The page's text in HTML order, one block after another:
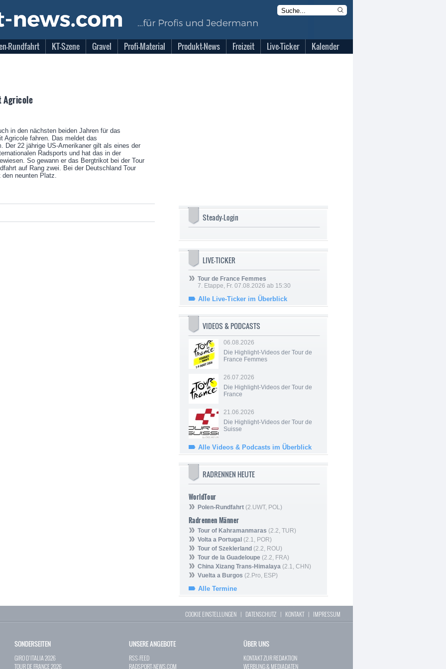
Rundfahrt KT-Szene Gravel Profi-Material Produkt-News Freizeit Live-Ticker Kalender
Agricole
in den nächsten beiden Jahren für das
Agricole fahren. Das meldet das
Der 22 jährige US-Amerikaner gilt als eines der
Radsports und hat das in der
So gewann er das Bergtrikot bei der Tour
auf Rang zwei. Bei der Deutschland Tour
neunten Platz.
Steady-Login
LIVE-TICKER
Tour de France Femmes
7. Etappe, Fr. 07.08.2026 ab 15:30
Alle Live-Ticker im Überblick
VIDEOS & PODCASTS
06.08.2026
Die Highlight-Videos der Tour de
France Femmes
26.07.2026
Die Highlight-Videos der Tour de
France
21.06.2026
Die Highlight-Videos der Tour de
Suisse
Alle Videos & Podcasts im Überblick
RADRENNEN HEUTE
WorldTour
Polen-Rundfahrt (2.UWT, POL)
Radrennen Männer
Tour of Kahramanmaras (2.2, TUR)
Volta a Portugal (2.1, POR)
Tour of Szeklerland (2.2, ROU)
Tour de la Guadeloupe (2.2, FRA)
China Xizang Trans-Himalaya (2.1, CHN)
Vuelta a Burgos (2.Pro, ESP)
Alle Termine
COOKIE EINSTELLUNGEN | DATENSCHUTZ | KONTAKT| IMPRESSUM
SONDERSEITEN
GIRO D`ITALIA 2026
TOUR DE FRANCE 2026
UNSERE ANGEBOTE
RSS-FEED
RADSPORT-NEWS.COM
ÜBER UNS
KONTAKT ZUR REDAKTION
WERBUNG & MEDIADATEN